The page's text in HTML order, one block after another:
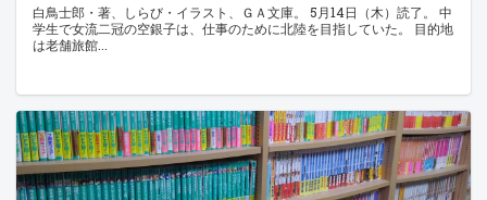
白鳥士郎・著、しらび・イラスト、ＧＡ文庫。 5月14日（木）読了。 中
学生で女流二冠の空銀子は、仕事のために北陸を目指していた。 目的地
は老舗旅館